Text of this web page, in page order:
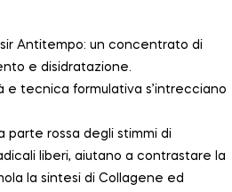
Antitempo: un concentrato di
e disidratazione.
e tecnica formulativa s’intrecciano
parte rossa degli stimmi di
liberi, aiutano a contrastare la
la sintesi di Collagene ed